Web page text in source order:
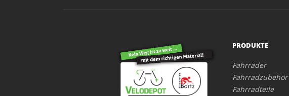
PRODUKTE
Fahrräder
Fahrradzubehör
Fahrradteile